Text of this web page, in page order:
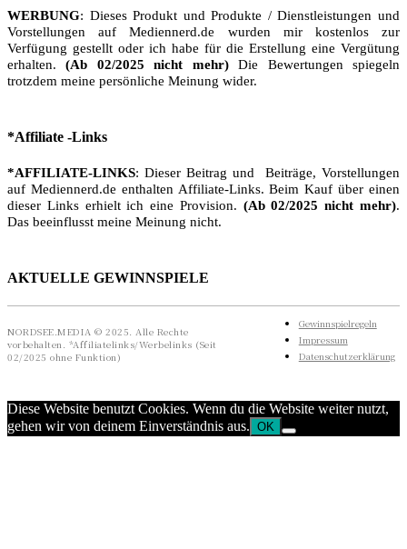
WERBUNG: Dieses Produkt und Produkte / Dienstleistungen und
Vorstellungen auf Mediennerd.de wurden mir kostenlos zur
Verfügung gestellt oder ich habe für die Erstellung eine Vergütung
erhalten.(Ab 02/2025 nicht mehr)Die Bewertungen spiegeln
trotzdem meine persönliche Meinung wider.
*Affiliate -Links
*AFFILIATE-LINKS: Dieser Beitrag und Beiträge, Vorstellungen
auf Mediennerd.de enthalten Affiliate-Links. Beim Kauf über einen
dieser Links erhielt ich eine Provision. (Ab 02/2025 nicht mehr).
Das beeinflusst meine Meinung nicht.
AKTUELLE GEWINNSPIELE
NORDSEE.MEDIA © 2025. Alle Rechte
vorbehalten. *Affiliatelinks/Werbelinks (Seit
02/2025 ohne Funktion)
Gewinnspielregeln
Impressum
Datenschutzerklärung
Diese Website benutzt Cookies. Wenn du die Website weiter nutzt,
gehen wir von deinem Einverständnis aus. OK